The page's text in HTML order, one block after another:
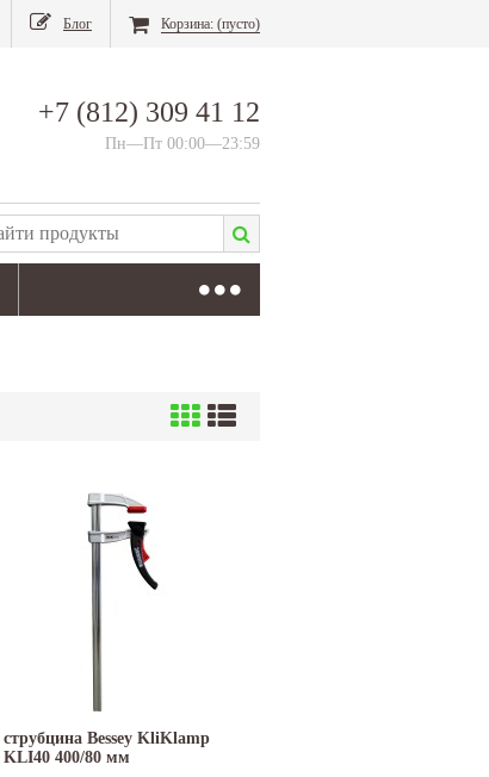
Блог Корзина: (пусто)
+7 (812) 309 41 12
Пн—Пт 00:00—23:59
струбцина Bessey KliKlamp
KLI40 400/80 мм